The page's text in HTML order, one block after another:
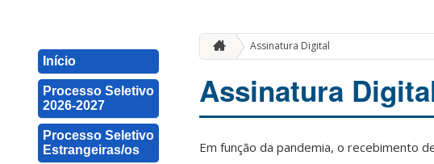
Início
Processo Seletivo
2026-2027
Processo Seletivo
Estrangeiras/os
Assinatura Digital
Assinatura
Em função da pandemia, o recebimento